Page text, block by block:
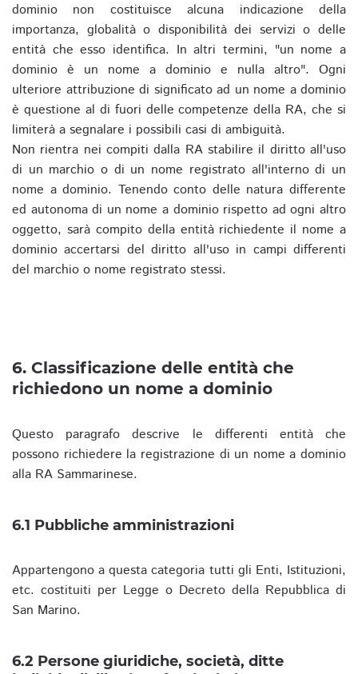
dominio non costituisce alcuna indicazione della
importanza, globalità o disponibilità dei servizi o delle
entità che esso identifica. In altri termini, "un nome a
dominio è un nome a dominio e nulla altro". Ogni
ulteriore attribuzione di significato ad un nome a dominio
è questione al di fuori delle competenze della RA, che si
limiterà a segnalare i possibili casi di ambiguità.
Non rientra nei compiti dalla RA stabilire il diritto all'uso
di un marchio o di un nome registrato all'interno di un
nome a dominio. Tenendo conto delle natura differente
ed autonoma di un nome a dominio rispetto ad ogni altro
oggetto, sarà compito della entità richiedente il nome a
dominio accertarsi del diritto all'uso in campi differenti
del marchio o nome registrato stessi.
6. Classificazione delle entità che
richiedono un nome a dominio
Questo paragrafo descrive le differenti entità che
possono richiedere la registrazione di un nome a dominio
alla RA Sammarinese.
6.1 Pubbliche amministrazioni
Appartengono a questa categoria tutti gli Enti, Istituzioni,
etc. costituiti per Legge o Decreto della Repubblica di
San Marino.
6.2 Persone giuridiche, società, ditte